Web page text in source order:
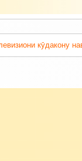
кӯдакону